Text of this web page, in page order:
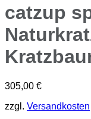
catzup
305,00 €
zzgl. Versandkosten